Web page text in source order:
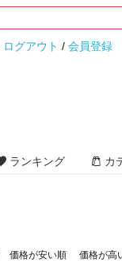
ログアウト / 会員登録
ランキング カ
価格が安い順 価格が高